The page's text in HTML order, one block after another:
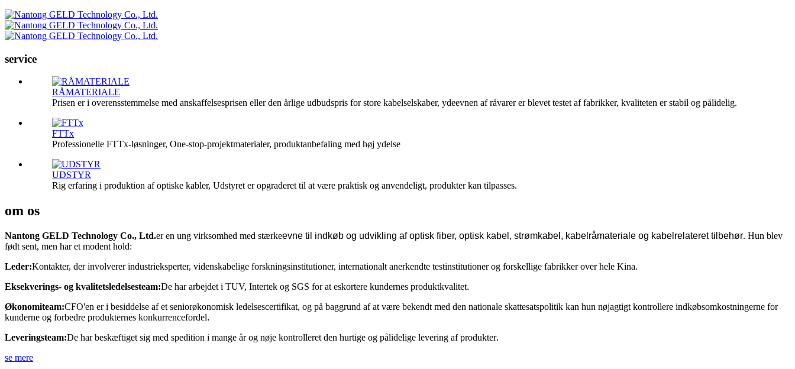
service
RÅMATERIALE
Prisen er i overensstemmelse med anskaffelsesprisen eller den årlige udbudspris for store kabelselskaber, ydeevnen af ​​råvarer er blevet testet af fabrikker, kvaliteten er stabil og pålidelig.
FTTx
Professionelle FTTx-løsninger, One-stop-projektmaterialer, produktanbefaling med høj ydelse
UDSTYR
Rig erfaring i produktion af optiske kabler, Udstyret er opgraderet til at være praktisk og anvendeligt, produkter kan tilpasses.
om os
Nantong GELD Technology Co., Ltd.er en ung virksomhed med stærkeevne til indkøb og udvikling af optisk fiber, optisk kabel, strømkabel, kabelråmateriale og kabelrelateret tilbehør. Hun blev
født sent, men har et modent hold:
Leder:Kontakter, der involverer industrieksperter, videnskabelige forskningsinstitutioner, internationalt anerkendte testinstitutioner og forskellige fabrikker over hele Kina.
Eksekverings- og kvalitetsledelsesteam:De har arbejdet i TUV, Intertek og SGS for at eskortere kundernes produktkvalitet.
Økonomiteam:CFO'en er i besiddelse af et seniorøkonomisk ledelsescertifikat, og på baggrund af at være bekendt med den nationale skattesatspolitik kan hun nøjagtigt kontrollere indkøbsomkostningerne for
kunderne og forbedre produkternes konkurrencefordel.
Leveringsteam:De har beskæftiget sig med spedition i mange år og nøje kontrolleret den hurtige og pålidelige levering af produkter.
se mere